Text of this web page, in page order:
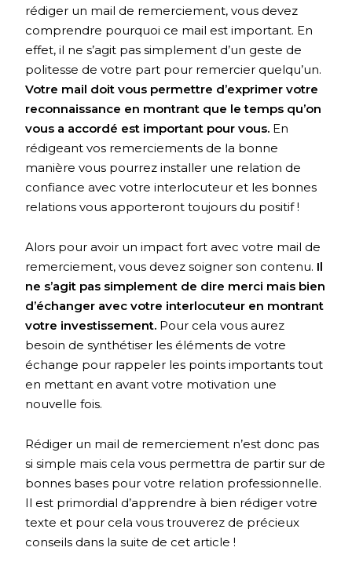
rédiger un mail de remerciement, vous devez
comprendre pourquoi ce mail est important. En
effet, il ne s’agit pas simplement d’un geste de
politesse de votre part pour remercier quelqu’un.
Votre mail doit vous permettre d’exprimer votre
reconnaissance en montrant que le temps qu’on
vous a accordé est important pour vous. En
rédigeant vos remerciements de la bonne
manière vous pourrez installer une relation de
confiance avec votre interlocuteur et les bonnes
relations vous apporteront toujours du positif !
Alors pour avoir un impact fort avec votre mail de
remerciement, vous devez soigner son contenu. Il
ne s’agit pas simplement de dire merci mais bien
d’échanger avec votre interlocuteur en montrant
votre investissement. Pour cela vous aurez
besoin de synthétiser les éléments de votre
échange pour rappeler les points importants tout
en mettant en avant votre motivation une
nouvelle fois.
Rédiger un mail de remerciement n’est donc pas
si simple mais cela vous permettra de partir sur de
bonnes bases pour votre relation professionnelle.
Il est primordial d’apprendre à bien rédiger votre
texte et pour cela vous trouverez de précieux
conseils dans la suite de cet article !